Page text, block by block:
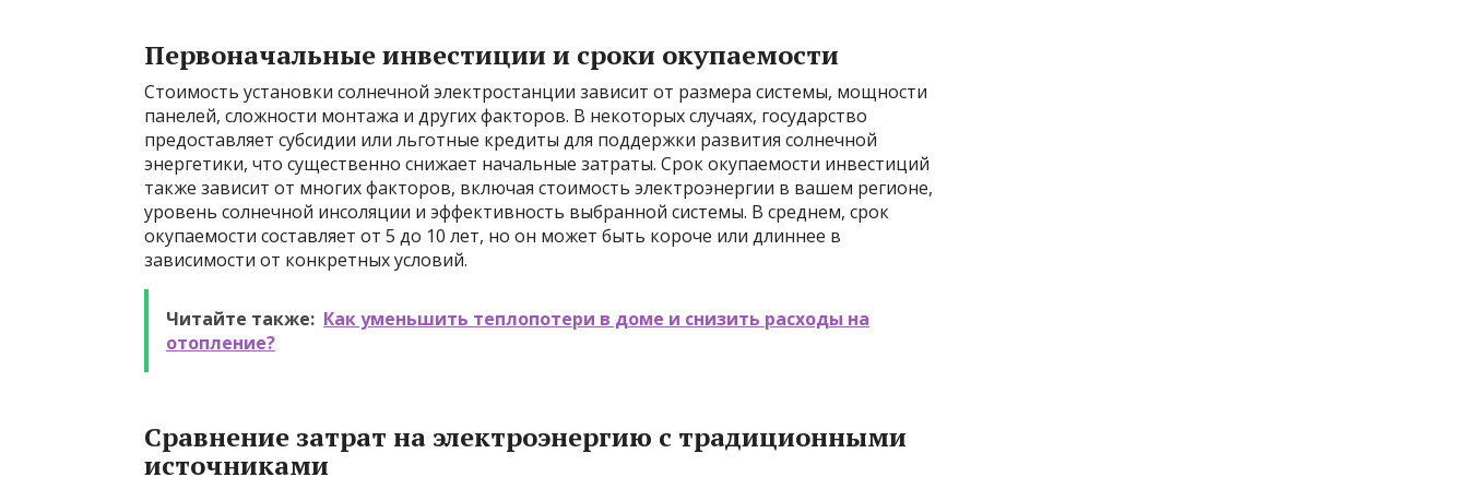
Первоначальные инвестиции и сроки окупаемости
Стоимость установки солнечной электростанции зависит от размера системы, мощности
панелей, сложности монтажа и других факторов. В некоторых случаях, государство
предоставляет субсидии или льготные кредиты для поддержки развития солнечной
энергетики, что существенно снижает начальные затраты. Срок окупаемости инвестиций
также зависит от многих факторов, включая стоимость электроэнергии в вашем регионе,
уровень солнечной инсоляции и эффективность выбранной системы. В среднем, срок
окупаемости составляет от 5 до 10 лет, но он может быть короче или длиннее в
зависимости от конкретных условий.
Читайте также: Как уменьшить теплопотери в доме и снизить расходы на
отопление?
Сравнение затрат на электроэнергию с традиционными
источниками